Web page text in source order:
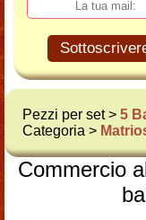
Pezzi per set > 5
Categoria >
Commercio